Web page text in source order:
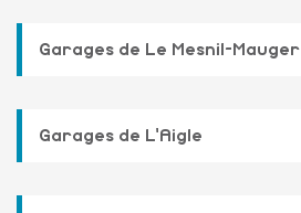
Garages de Le Mesnil-Mauger
Garages de L'Aigle